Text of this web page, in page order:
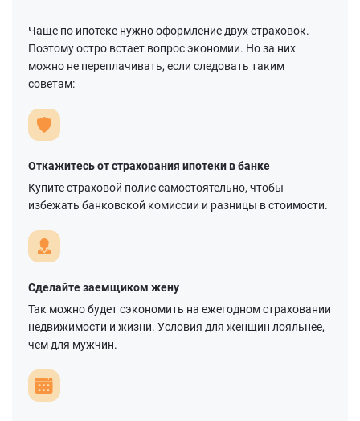
Чаще по ипотеке нужно оформление двух страховок.
Поэтому остро встает вопрос экономии. Но за них
можно не переплачивать, если следовать таким
советам:
Откажитесь от страхования ипотеки в банке
Купите страховой полис самостоятельно, чтобы
избежать банковской комиссии и разницы в стоимости.
Сделайте заемщиком жену
Так можно будет сэкономить на ежегодном страховании
недвижимости и жизни. Условия для женщин лояльнее,
чем для мужчин.